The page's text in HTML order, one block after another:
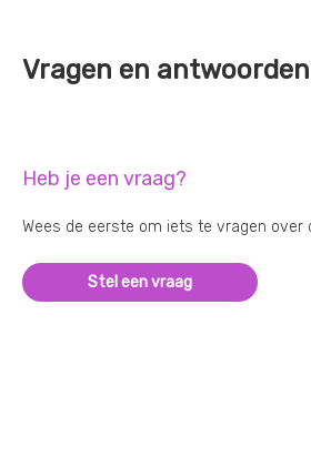
Vragen en antwoorden
Heb je een vraag?
Wees de eerste om iets te vragen over
Stel een vraag